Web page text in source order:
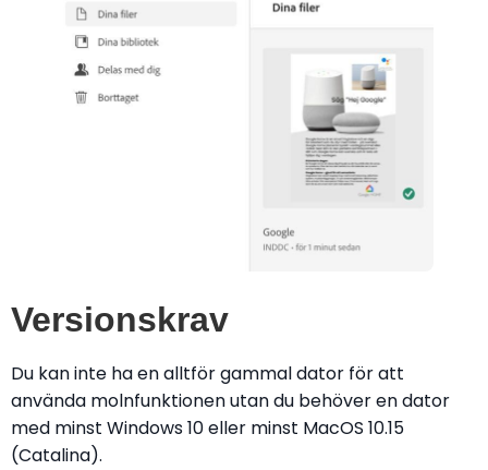
Versionskrav
Du kan inte ha en alltför gammal dator för att
använda molnfunktionen utan du behöver en dator
med minst Windows 10 eller minst MacOS 10.15
(Catalina).